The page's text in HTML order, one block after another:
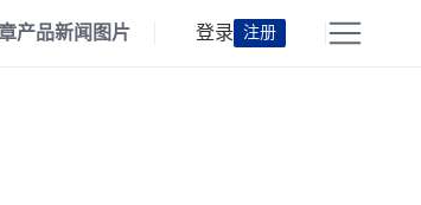
产品新闻 图片 登录 注册